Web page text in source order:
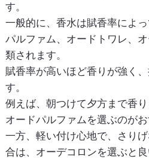
す。
一般的に、香水は賦香率によ
パルファム、オードトワレ、
類されます。
賦香率が高いほど香りが強く
す。
例えば、朝つけて夕方まで香り
オードパルファムを選ぶのがお
一方、軽い付け心地で、さり
合は、オーデコロンを選ぶと良